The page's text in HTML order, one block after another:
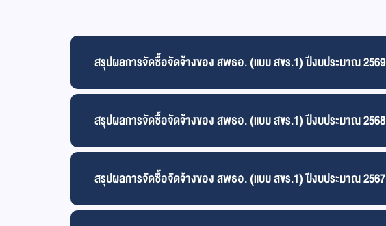
สรุปผลการจัดซื้อจัดจ้างของ สพธอ. (แบบ สขร.1) ปีงบประมาณ 2569
สรุปผลการจัดซื้อจัดจ้างของ สพธอ. (แบบ สขร.1) ปีงบประมาณ 2568
สรุปผลการจัดซื้อจัดจ้างของ สพธอ. (แบบ สขร.1) ปีงบประมาณ 2567